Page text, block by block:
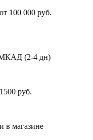
100 000 руб.
МКАД (2-4 дн)
руб.
в магазине